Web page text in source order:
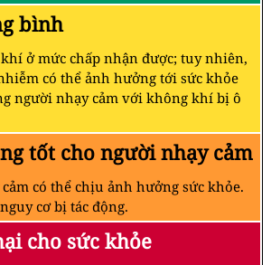
bình
ở mức chấp nhận được; tuy nhiên,
có thể ảnh hưởng tới sức khỏe
người nhạy cảm với không khí bị ô
tốt cho người nhạy cảm
có thể chịu ảnh hưởng sức khỏe.
cơ bị tác động.
cho sức khỏe